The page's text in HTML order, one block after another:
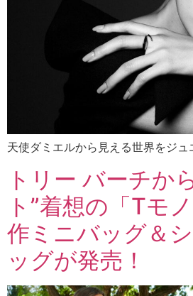
天使ダミエルから見える世界をジュ
トリー バーチか
ト”着想の「Tモ
作ミニバッグ＆
ッグが発売！